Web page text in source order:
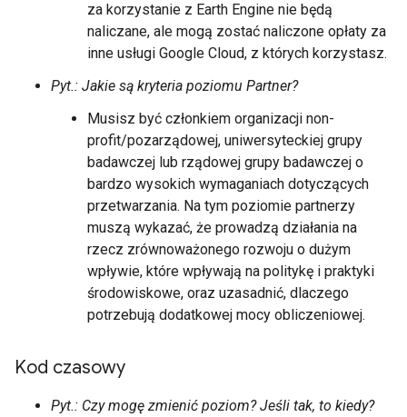
za korzystanie z Earth Engine nie będą
naliczane, ale mogą zostać naliczone opłaty za
inne usługi Google Cloud, z których korzystasz.
Pyt.: Jakie są kryteria poziomu Partner?
Musisz być członkiem organizacji non-
profit/pozarządowej, uniwersyteckiej grupy
badawczej lub rządowej grupy badawczej o
bardzo wysokich wymaganiach dotyczących
przetwarzania. Na tym poziomie partnerzy
muszą wykazać, że prowadzą działania na
rzecz zrównoważonego rozwoju o dużym
wpływie, które wpływają na politykę i praktyki
środowiskowe, oraz uzasadnić, dlaczego
potrzebują dodatkowej mocy obliczeniowej.
Kod czasowy
Pyt.: Czy mogę zmienić poziom? Jeśli tak, to kiedy?